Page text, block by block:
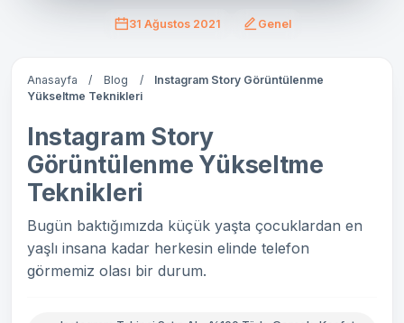
31 Ağustos 2021 Genel
Anasayfa / Blog /
Instagram Story Görüntülenme
Yükseltme Teknikleri
Instagram Story
Görüntülenme Yükseltme
Teknikleri
Bugün baktığımızda küçük yaşta çocuklardan en
yaşlı insana kadar herkesin elinde telefon
görmemiz olası bir durum.